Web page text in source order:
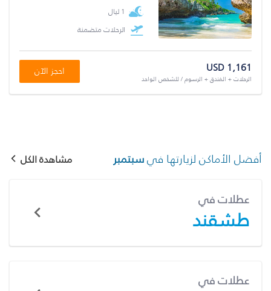
1 ليال
الرحلات متضمنة
USD 1,161
الرحلات + الفندق + الرسوم / للشخص الواحد
احجز الآن
أفضل الأماكن لزيارتها فيسبتمبر مشاهدة الكل
عطلات في
طشقند
عطلات في